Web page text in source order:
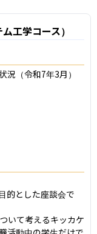
工学コース）
況（令和7年3月）
的とした座談会で
いて考えるキッカケ